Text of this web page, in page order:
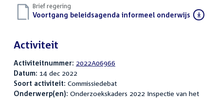
Brief regering
Download
Voortgang beleidsagenda informeel onderwijs (PDF)
Activiteit
Activiteitnummer: 2022A06966
Datum: 14 dec 2022
Soort activiteit: Commissiedebat
Onderwerp(en): Onderzoekskaders 2022 Inspectie van het